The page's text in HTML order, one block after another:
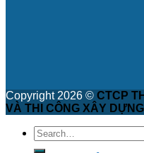
Copyright 2026 © CTCP
VÀ THI CÔNG XÂY